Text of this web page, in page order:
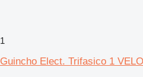
1
Guincho Elect. Trifasico 1